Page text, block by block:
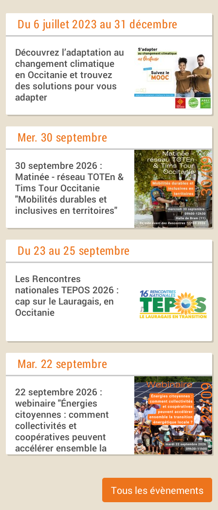
Du 6 juillet 2023 au 31 décembre
Découvrez l’adaptation au
changement climatique
en Occitanie et trouvez
des solutions pour vous
adapter
Mer. 30 septembre
30 septembre 2026 :
Matinée - réseau TOTEn &
Tims Tour Occitanie
"Mobilités durables et
inclusives en territoires"
Du 23 au 25 septembre
Les Rencontres
nationales TEPOS 2026 :
cap sur le Lauragais, en
Occitanie
Mar. 22 septembre
22 septembre 2026 :
webinaire "Énergies
citoyennes : comment
collectivités et
coopératives peuvent
accélérer ensemble la
transition énergétique
Tous les évènements